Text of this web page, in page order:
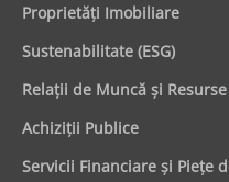
Proprietăţi Imobiliare
Sustenabilitate (ESG)
Relaţii de Muncă şi
Achiziţii Publice
Servicii Financiare şi Pieţe